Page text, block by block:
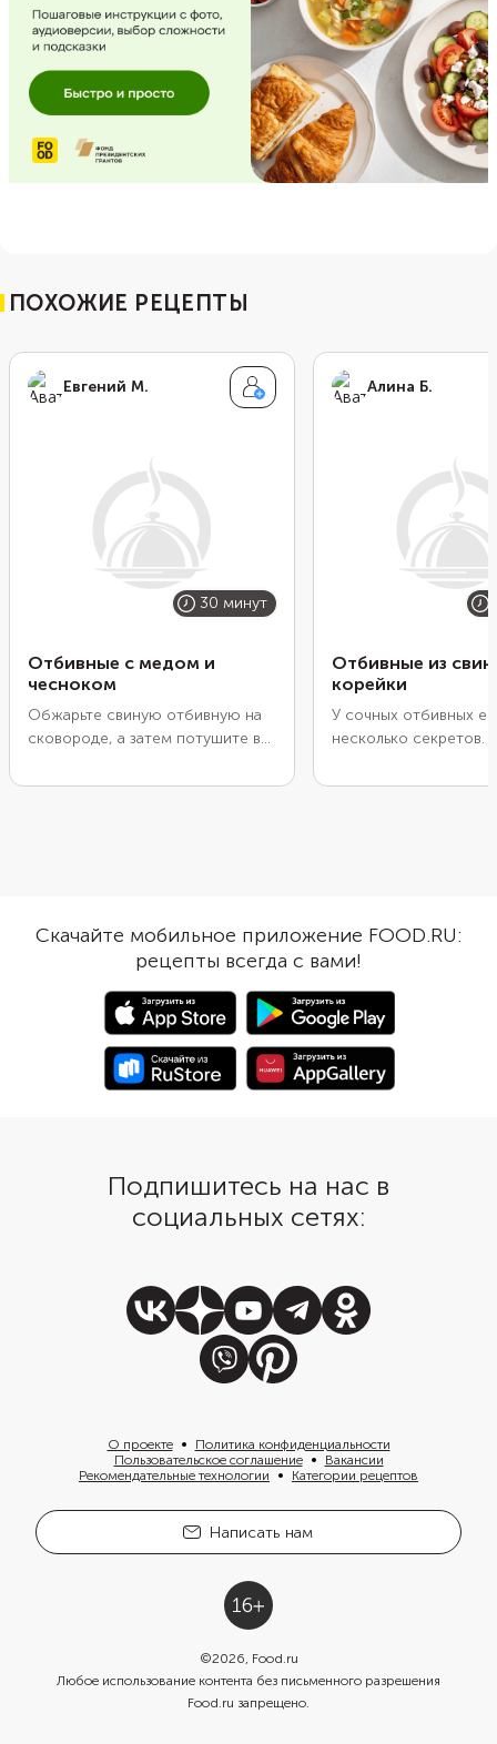
ПОХОЖИЕ РЕЦЕПТЫ
Евгений М.
30 минут
Отбивные с медом и
чесноком
Обжарьте свиную отбивную на
сковороде, а затем потушите в
усилить пикантность, приправьте
соусом и небольшим
количеством яблочного уксуса
для более интересного вкуса.
Алина Б.
Отбивные из
корейки
У сочных отбивных
несколько секретов.
толщина кусочков —
подготовки. Его
нужно отбить, чтобы
волокна. Но не
иначе свинина
соки. А еще не стоит
этап маринования.
время мясо
новыми вкусами.
Скачайте мобильное приложение FOOD.RU:
рецепты всегда с вами!
Подпишитесь на нас в
социальных сетях:
О проекте
Политика конфиденциальности
Пользовательское соглашение
Вакансии
Рекомендательные технологии
Категории рецептов
Написать нам
©2026, Food.ru
Любое использование контента без письменного разрешения
Food.ru запрещено.